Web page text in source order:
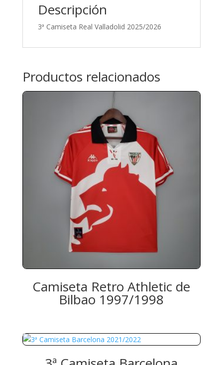
Descripción
3ª Camiseta Real Valladolid 2025/2026
Productos relacionados
Camiseta Retro Athletic de
Bilbao 1997/1998